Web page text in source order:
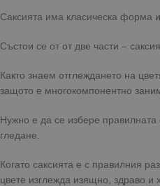
Саксията има класическа форма
Състои се от от две части –
Както знаем отглеждането на
защото е многокомпонентно
Нужно е да се избере правилната
гледане.
Когато саксията е с правилния
цвете изглежда изящно, здраво и